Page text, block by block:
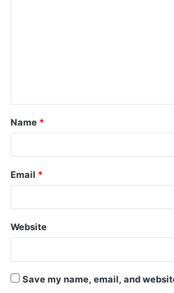
Name *
Email *
Website
Save my name, email, and